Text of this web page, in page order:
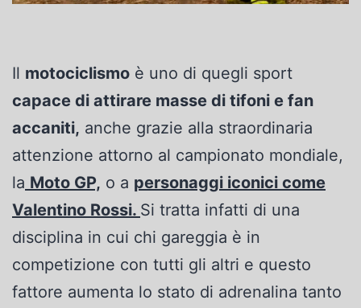
Il motociclismo è uno di quegli sport
capace di attirare masse di tifoni e fan
accaniti, anche grazie alla straordinaria
attenzione attorno al campionato mondiale,
la Moto GP, o a personaggi iconici come
Valentino Rossi. Si tratta infatti di una
disciplina in cui chi gareggia è in
competizione con tutti gli altri e questo
fattore aumenta lo stato di adrenalina tanto